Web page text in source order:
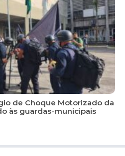
de Choque Motorizado da
às guardas-municipais